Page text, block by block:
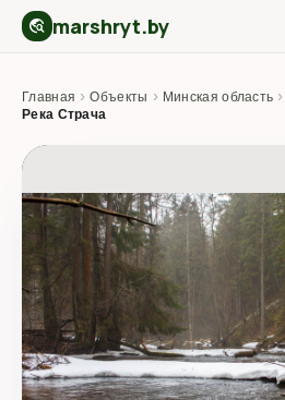
travel_explore marshryt.by
Главная › Объекты › Минская область ›
Река Страча